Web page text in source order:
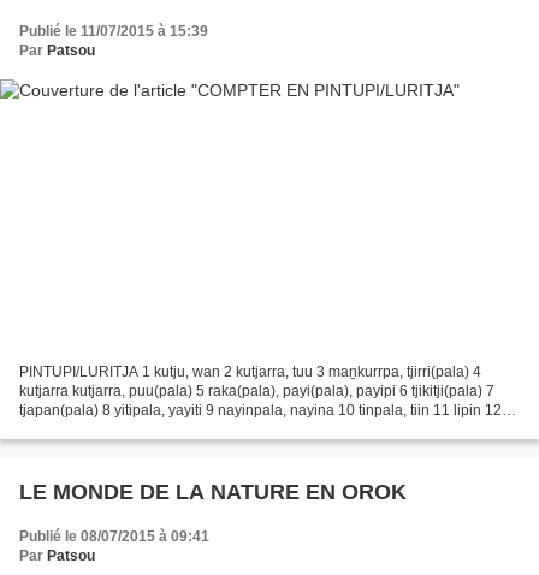
Publié le 11/07/2015 à 15:39
Par Patsou
PINTUPI/LURITJA 1 kutju, wan 2 kutjarra, tuu 3 maṉkurrpa, tjirri(pala) 4
kutjarra kutjarra, puu(pala) 5 raka(pala), payi(pala), payipi 6 tjikitji(pala) 7
tjapan(pala) 8 yitipala, yayiti 9 nayinpala, nayina 10 tinpala, tiin 11 lipin 12
LE MONDE DE LA NATURE EN OROK
Publié le 08/07/2015 à 09:41
Par Patsou